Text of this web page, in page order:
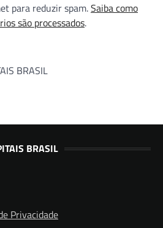
para reduzir spam.Saiba como
são processados.
BRASIL
BRASIL
Privacidade